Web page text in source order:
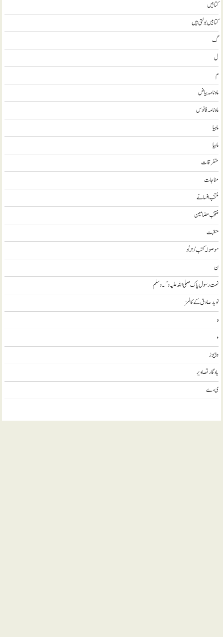
کتابيں
کتابیں بولتی ہیں
گ
ل
م
ماہ نامہ بیاض
ماہ نامہ فانوس
ماہیا
ماہیا
متفرقات
مناجات
منتخب افسانے
منتخب مضامين
منقبت
موصولہ کتب / جراٗد
ن
نعت رسول پاک صلی اللہ علیہ و آلہ وسلم
نويد صادق کے کالمز
ہ
و
وڈيوز
يادگار تصاوير
ی، ے